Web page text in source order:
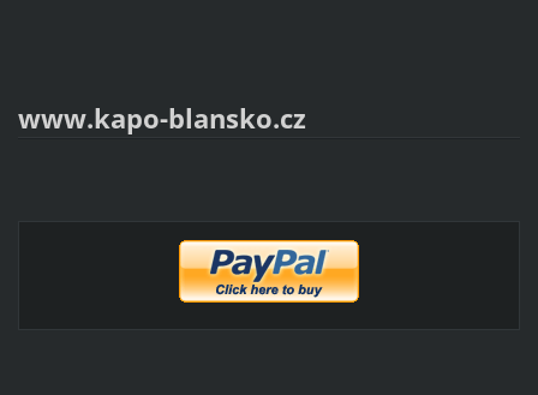
www.kapo-blansko.cz